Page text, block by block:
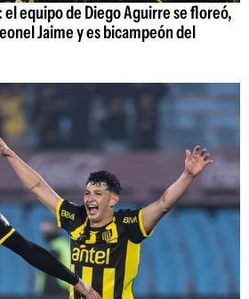
el equipo de Diego Aguirre se floreó,
Jaime y es bicampeón del